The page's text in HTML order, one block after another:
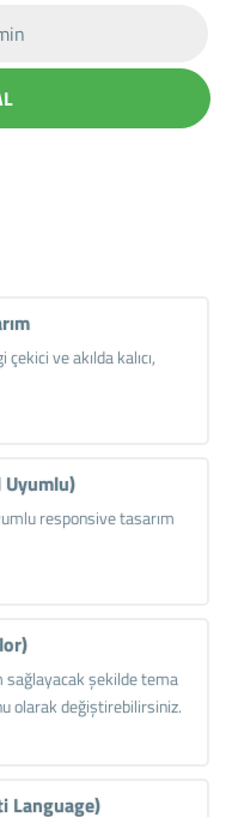
ve akılda kalıcı,
responsive tasarım
şekilde tema
olarak değiştirebilirsiniz.
Language)